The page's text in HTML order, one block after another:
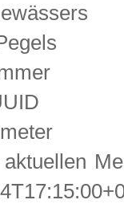
aktuellen